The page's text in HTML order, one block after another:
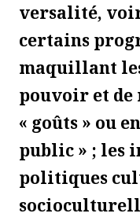
versalité,
certains
maquillant
pouvoir et de
« goûts » ou
public » ; les
politiques